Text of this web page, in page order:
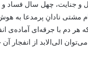
و جنایت، چهل سال فساد
مشتی نادانِ پرمدعا به
که هر دم با جرقه‌ای
الی‌الابد از